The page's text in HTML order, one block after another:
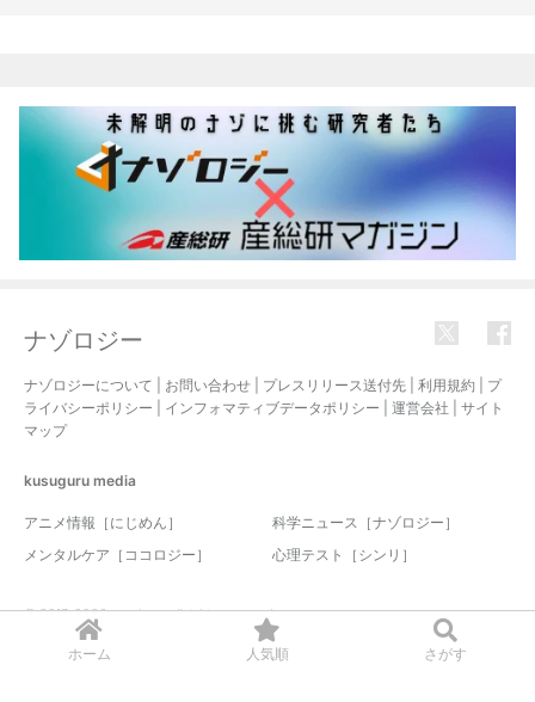
ホーム 人気順 さがす
ナゾロジー
ナゾロジーについて お問い合わせ プレスリリース送付先 利用規約
プ
ライバシーポリシー
インフォマティブデータポリシー 運営会社
サイト
マップ
kusuguru media
アニメ情報［にじめん］
科学ニュース［ナゾロジー］
メンタルケア［ココロジー］
心理テスト［シンリ］
© 2017-2026 nazology. all rights reserved.